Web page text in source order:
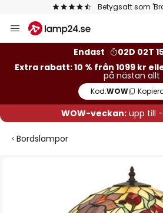
Betygsatt som
Hoppa
till
Endast
02D 02T
Extra rabatt: 10 % från 1099 kr
på nästan allt
Kod:WOW
WOW-veckan:upp till -
Bordslampor